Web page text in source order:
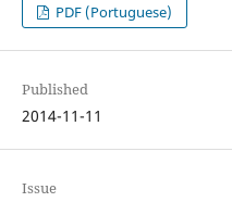
PDF (Portuguese)
Published
2014-11-11
Issue